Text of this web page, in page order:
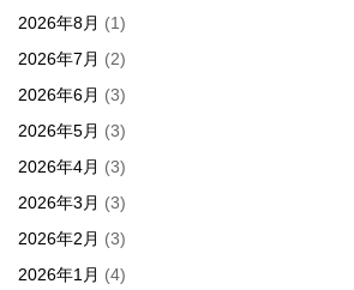
2026年8月 (1)
2026年7月 (2)
2026年6月 (3)
2026年5月 (3)
2026年4月 (3)
2026年3月 (3)
2026年2月 (3)
2026年1月 (4)